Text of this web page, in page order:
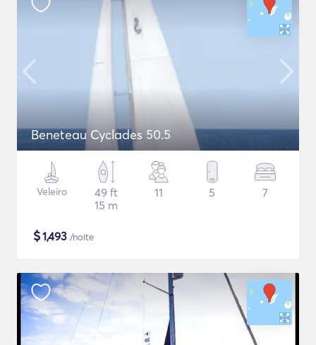
Beneteau Cyclades 50.5
Veleiro
49 ft
15 m
11 5 7
$1,493 /noite